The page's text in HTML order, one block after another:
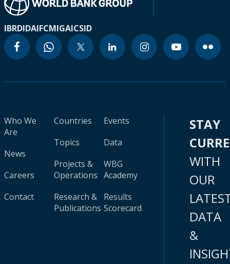
IBRDIDAIFCMIGAICSID
Who We
Are
News
Careers
Contact
Countries
Topics
Projects &
Operations
Research &
Publications
Events
Data
WBG
Academy
Results
Scorecard
STAY
WITH
OUR
DATA
&